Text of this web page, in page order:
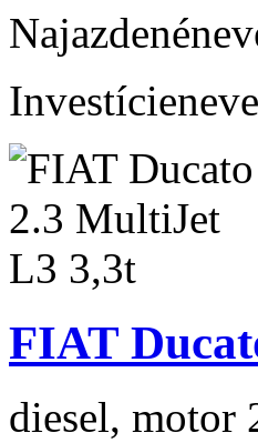
Najazdené
Investície
FIAT
diesel, motor